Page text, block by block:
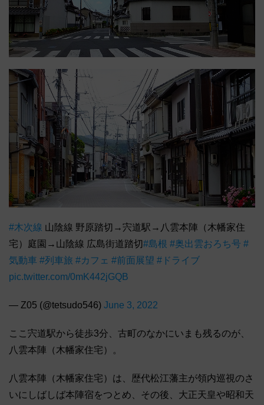
#木次線 山陰線 野原踏切→宍道駅→八雲本陣（木幡家住
宅）庭園→山陰線 広島街道踏切#島根 #奥出雲おろち号 #
気動車 #列車旅 #カフェ #前面展望 #ドライブ
pic.twitter.com/0mK442jGQB
— Z05 (@tetsudo546) June 3, 2022
ここ宍道駅から徒歩3分、古町のなかにいまも残るのが、
八雲本陣（木幡家住宅）。
八雲本陣（木幡家住宅）は、歴代松江藩主が領内巡視のさ
いにしばしば本陣宿をつとめ、その後、大正天皇や昭和天